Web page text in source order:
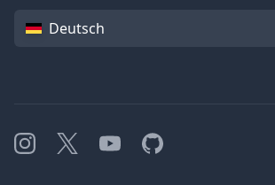
SpracheDeutsch
Instagram
X YouTubeGitHub